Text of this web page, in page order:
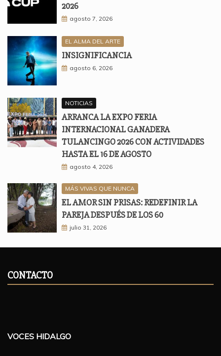
2026
agosto 7, 2026
EL ALMA DEL ARTE
INSIGNIFICANCIA
agosto 6, 2026
NOTICIAS
ARRANCA LA EXPO FERIA
INTERNACIONAL GANADERA
TULANCINGO 2026 CON ACTIVIDADES
HASTA EL 16 DE AGOSTO
agosto 4, 2026
MÁS VIVAS QUE NUNCA
EL AMOR SIN PRISAS: REDEFINIR LA
PAREJA DESPUÉS DE LOS 60
julio 31, 2026
CONTACTO
VOCES HIDALGO